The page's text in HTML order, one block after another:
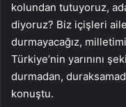
kolundan tutuyoruz,
diyoruz? Biz içişleri
durmayacağız,
Türkiye’nin yarınını
durmadan,
konuştu.